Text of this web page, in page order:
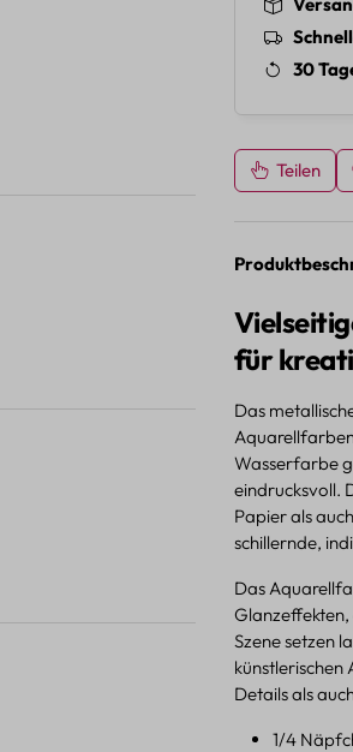
30
Teilen
für
Das
Wasserfarbe
eindrucksvoll.
Papier als
schillernde,
Das
Szene setzen
Details als
1/4